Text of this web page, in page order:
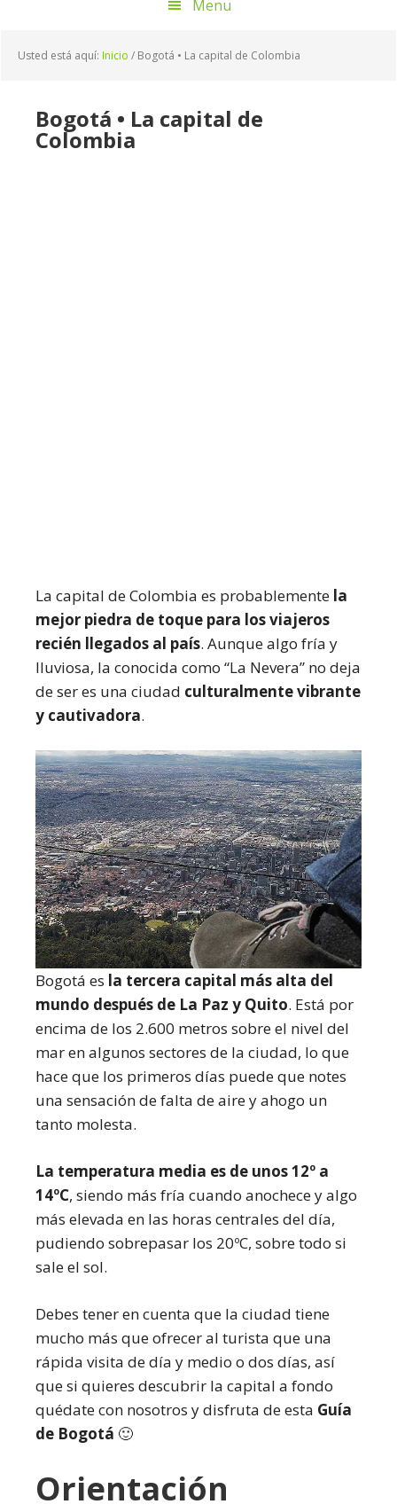
Menu
Usted está aquí: Inicio / Bogotá • La capital de Colombia
Bogotá • La capital de
Colombia
La capital de Colombia es probablemente la
mejor piedra de toque para los viajeros
recién llegados al país. Aunque algo fría y
lluviosa, la conocida como “La Nevera” no deja
de ser es una ciudad culturalmente vibrante
y cautivadora.
Bogotá es la tercera capital más alta del
mundo después de La Paz y Quito. Está por
encima de los 2.600 metros sobre el nivel del
mar en algunos sectores de la ciudad, lo que
hace que los primeros días puede que notes
una sensación de falta de aire y ahogo un
tanto molesta.
La temperatura media es de unos 12º a
14ºC, siendo más fría cuando anochece y algo
más elevada en las horas centrales del día,
pudiendo sobrepasar los 20ºC, sobre todo si
sale el sol.
Debes tener en cuenta que la ciudad tiene
mucho más que ofrecer al turista que una
rápida visita de día y medio o dos días, así
que si quieres descubrir la capital a fondo
quédate con nosotros y disfruta de esta Guía
de Bogotá 🙂
Orientación